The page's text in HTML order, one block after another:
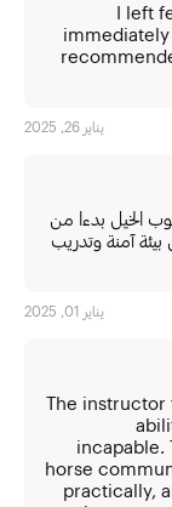
I left
يناير 26, 2025
الخيل بدءا من
آمنة وتدريب
يناير 01, 2025
The instructor
incapable.
horse
practically,